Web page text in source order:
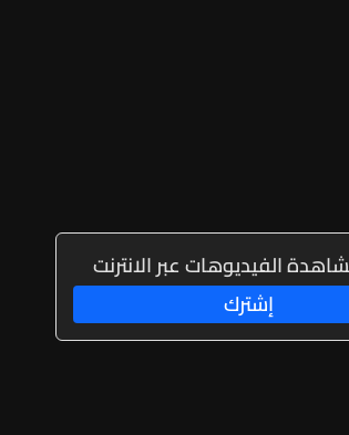
الفيديوهات عبر الانترنت
إشترك